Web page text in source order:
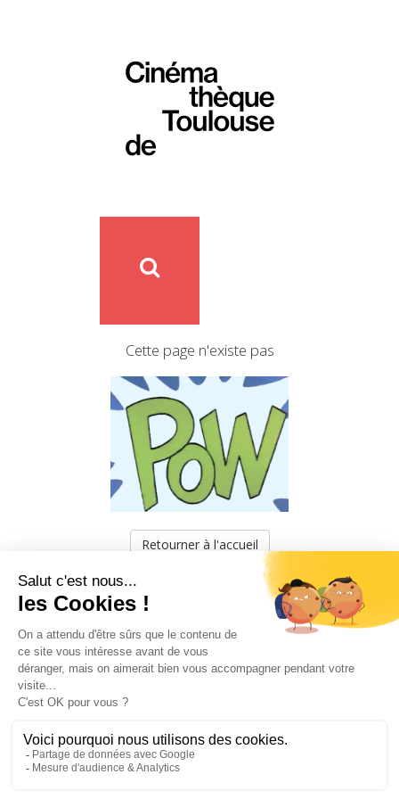
Cette page n'existe pas
Retourner à l'accueil
LA CINÉMATHÈQUE · CONTACTS · LETTRE D'INFORMATION ·
PARTENAIRES
MENTIONS LÉGALES
La Cinémathèque de Toulouse